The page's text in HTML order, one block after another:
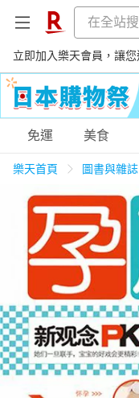
立即加入樂天會員，讓您
購物網分類
天天免運 美
居家生活 3C
女裝
免運 美食
樂天首頁 圖書與雜誌